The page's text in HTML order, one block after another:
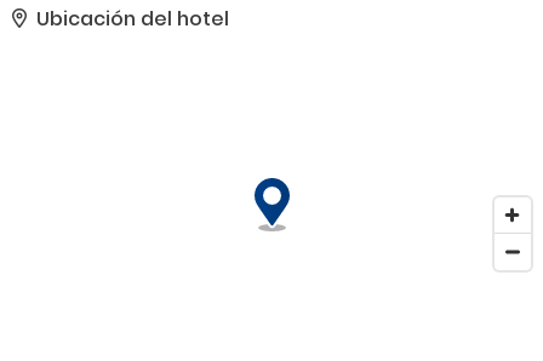
al aeropuerto (ida y vuelta) de pago disponible 24 horas..
Ubicación del hotel